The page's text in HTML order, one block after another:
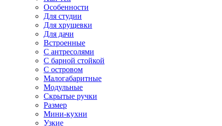
Особенности
Для студии
Для хрущевки
Для дачи
Встроенные
С антресолями
С барной стойкой
С островом
Малогабаритные
Модульные
Скрытые ручки
Размер
Мини-кухни
Узкие